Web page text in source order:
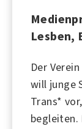
Lesben,
Der
will junge
Trans*